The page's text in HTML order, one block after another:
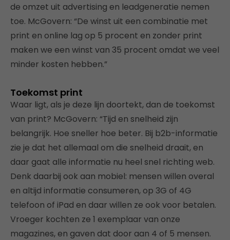
de omzet uit advertising en leadgeneratie nemen
toe. McGovern: “De winst uit een combinatie met
print en online lag op 5 procent en zonder print
maken we een winst van 35 procent omdat we veel
minder kosten hebben.”
Toekomst print
Waar ligt, als je deze lijn doortekt, dan de toekomst
van print? McGovern: “Tijd en snelheid zijn
belangrijk. Hoe sneller hoe beter. Bij b2b-informatie
zie je dat het allemaal om die snelheid draait, en
daar gaat alle informatie nu heel snel richting web.
Denk daarbij ook aan mobiel: mensen willen overal
en altijd informatie consumeren, op 3G of 4G
telefoon of iPad en daar willen ze ook voor betalen.
Vroeger kochten ze 1 exemplaar van onze
magazines, en gaven dat door aan 4 of 5 mensen.